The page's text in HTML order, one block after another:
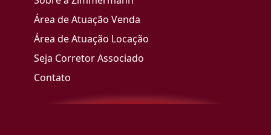
Área de Atuação Venda
Área de Atuação Locação
Seja Corretor Associado
Contato